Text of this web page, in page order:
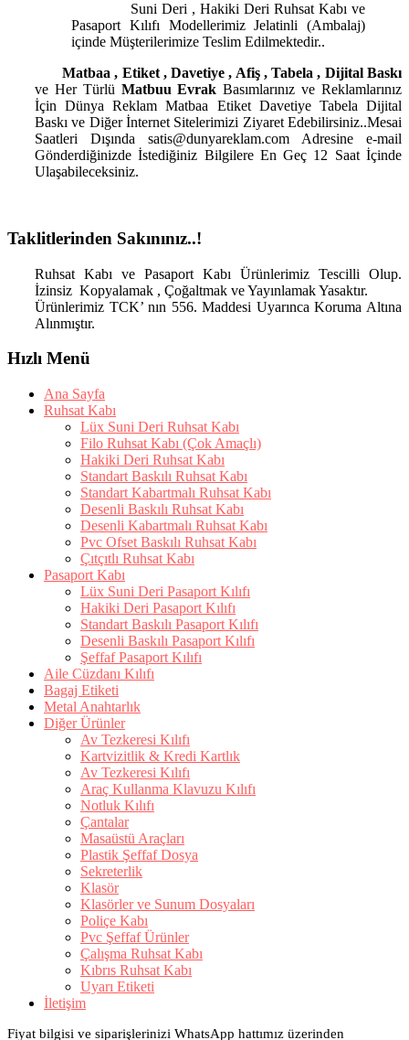
Suni Deri , Hakiki Deri Ruhsat Kabı ve
Pasaport Kılıfı Modellerimiz Jelatinli (Ambalaj)
içinde Müşterilerimize Teslim Edilmektedir..
Matbaa , Etiket , Davetiye , Afiş , Tabela , Dijital Baskı
ve Her Türlü Matbuu Evrak Basımlarınız ve Reklamlarınız
İçin Dünya Reklam Matbaa Etiket Davetiye Tabela Dijital
Baskı ve Diğer İnternet Sitelerimizi Ziyaret Edebilirsiniz..Mesai
Saatleri Dışında satis@dunyareklam.com Adresine e-mail
Gönderdiğinizde İstediğiniz Bilgilere En Geç 12 Saat İçinde
Ulaşabileceksiniz.
Taklitlerinden Sakınınız..!
Ruhsat Kabı ve Pasaport Kabı Ürünlerimiz Tescilli Olup.
İzinsiz Kopyalamak , Çoğaltmak ve Yayınlamak Yasaktır.
Ürünlerimiz TCK’ nın 556. Maddesi Uyarınca Koruma Altına
Alınmıştır.
Hızlı Menü
Ana Sayfa
Ruhsat Kabı
Lüx Suni Deri Ruhsat Kabı
Filo Ruhsat Kabı (Çok Amaçlı)
Hakiki Deri Ruhsat Kabı
Standart Baskılı Ruhsat Kabı
Standart Kabartmalı Ruhsat Kabı
Desenli Baskılı Ruhsat Kabı
Desenli Kabartmalı Ruhsat Kabı
Pvc Ofset Baskılı Ruhsat Kabı
Çıtçıtlı Ruhsat Kabı
Pasaport Kabı
Lüx Suni Deri Pasaport Kılıfı
Hakiki Deri Pasaport Kılıfı
Standart Baskılı Pasaport Kılıfı
Desenli Baskılı Pasaport Kılıfı
Şeffaf Pasaport Kılıfı
Aile Cüzdanı Kılıfı
Bagaj Etiketi
Metal Anahtarlık
Diğer Ürünler
Av Tezkeresi Kılıfı
Kartvizitlik & Kredi Kartlık
Av Tezkeresi Kılıfı
Araç Kullanma Klavuzu Kılıfı
Notluk Kılıfı
Çantalar
Masaüstü Araçları
Plastik Şeffaf Dosya
Sekreterlik
Klasör
Klasörler ve Sunum Dosyaları
Poliçe Kabı
Pvc Şeffaf Ürünler
Çalışma Ruhsat Kabı
Kıbrıs Ruhsat Kabı
Uyarı Etiketi
İletişim
Fiyat bilgisi ve siparişlerinizi WhatsApp hattımız üzerinden